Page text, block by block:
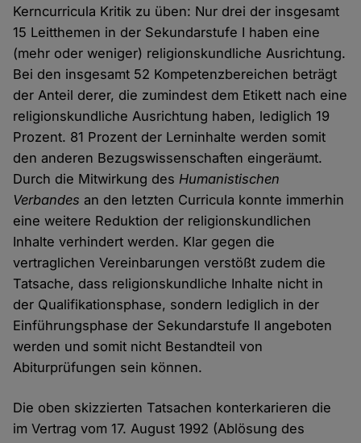
Kerncurricula Kritik zu üben: Nur drei der insgesamt
15 Leitthemen in der Sekundarstufe I haben eine
(mehr oder weniger) religionskundliche Ausrichtung.
Bei den insgesamt 52 Kompetenzbereichen beträgt
der Anteil derer, die zumindest dem Etikett nach eine
religionskundliche Ausrichtung haben, lediglich 19
Prozent. 81 Prozent der Lerninhalte werden somit
den anderen Bezugswissenschaften eingeräumt.
Durch die Mitwirkung desHumanistischen
Verbandes an den letzten Curricula konnte immerhin
eine weitere Reduktion der religionskundlichen
Inhalte verhindert werden. Klar gegen die
vertraglichen Vereinbarungen verstößt zudem die
Tatsache, dass religionskundliche Inhalte nicht in
der Qualifikationsphase, sondern lediglich in der
Einführungsphase der Sekundarstufe II angeboten
werden und somit nicht Bestandteil von
Abiturprüfungen sein können.
Die oben skizzierten Tatsachen konterkarieren die
im Vertrag vom 17. August 1992 (Ablösung des